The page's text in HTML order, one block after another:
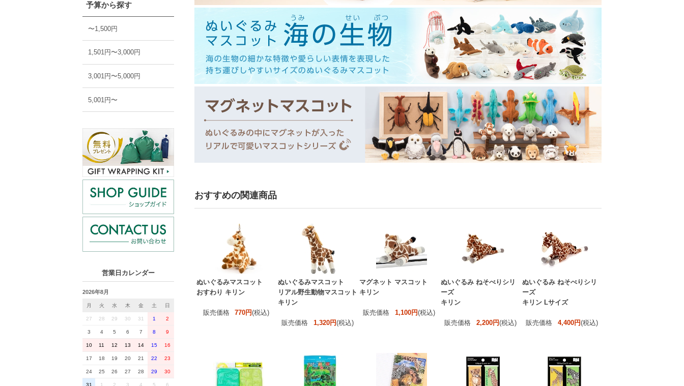
予算から探す
〜1,500円
1,501円〜3,000円
3,001円〜5,000円
5,001円〜
営業日カレンダー
2026年8月
月 火 水 木 金 土 日
27 28 29 30 31 1 2
3 4 5 6 7 8 9
10 11 12 13 14 15 16
17 18 19 20 21 22 23
24 25 26 27 28 29 30
31 1 2 3 4 5 6
おすすめの関連商品
ぬいぐるみマスコット
おすわり キリン
販売価格 770円(税込)
ぬいぐるみマスコット
リアル野生動物マスコット
キリン
販売価格 1,320円(税込)
マグネット マスコット
キリン
販売価格 1,100円(税込)
ぬいぐるみ ねそべりシリ
ーズ
キリン
販売価格 2,200円(税込)
ぬいぐるみ ねそべりシリ
ーズ
キリン Lサイズ
販売価格 4,400円(税込)